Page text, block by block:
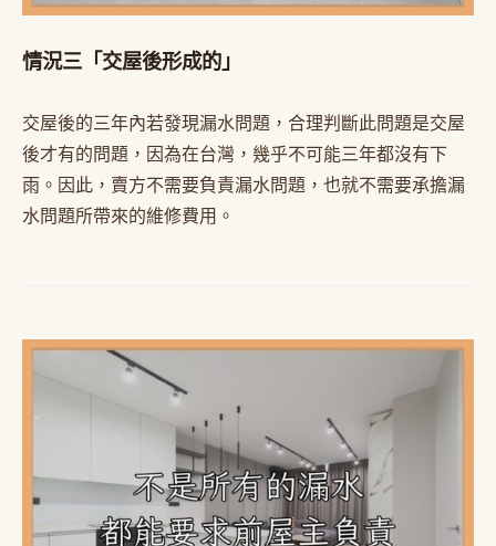
情況三「交屋後形成的」
交屋後的三年內若發現漏水問題，合理判斷此問題是交屋
後才有的問題，因為在台灣，幾乎不可能三年都沒有下
雨。因此，賣方不需要負責漏水問題，也就不需要承擔漏
水問題所帶來的維修費用。